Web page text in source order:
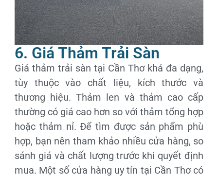
6. Giá Thảm Trải Sàn
Giá thảm trải sàn tại Cần Thơ khá đa dạng,
tùy thuộc vào chất liệu, kích thước và
thương hiệu. Thảm len và thảm cao cấp
thường có giá cao hơn so với thảm tổng hợp
hoặc thảm nỉ. Để tìm được sản phẩm phù
hợp, bạn nên tham khảo nhiều cửa hàng, so
sánh giá và chất lượng trước khi quyết định
mua. Một số cửa hàng uy tín tại Cần Thơ có